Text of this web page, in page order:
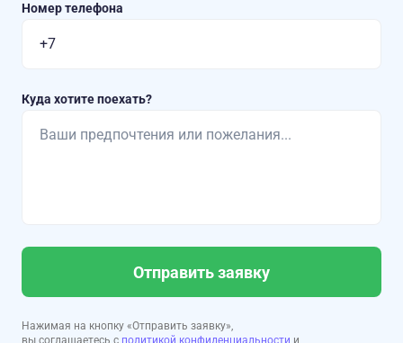
Номер телефона
Куда хотите поехать?
Отправить заявку
Нажимая на кнопку «Отправить заявку»,
вы соглашаетесь с политикой конфиденциальности и